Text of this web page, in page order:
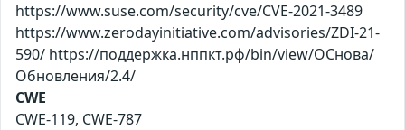
https://www.suse.com/security/cve/CVE-2021-3489
https://www.zerodayinitiative.com/advisories/ZDI-21-
590/ https://поддержка.нппкт.рф/bin/view/ОСнова/
Обновления/2.4/
CWE
CWE-119, CWE-787